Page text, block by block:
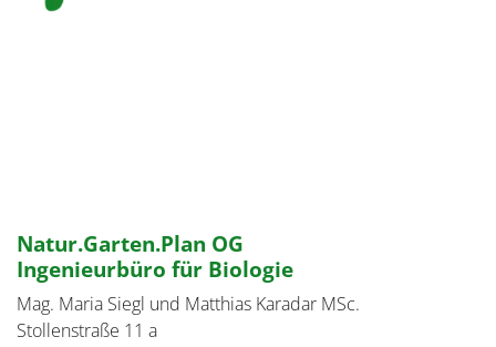
Natur.Garten.Plan OG
Ingenieurbüro für Biologie
Mag. Maria Siegl und Matthias Karadar MSc.
Stollenstraße 11 a